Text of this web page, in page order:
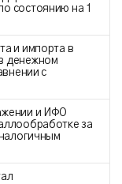
состоянию на 1
и импорта в
денежном
с
и ИФО
за